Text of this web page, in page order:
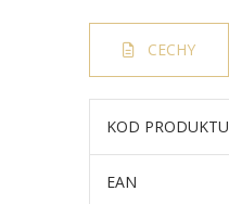
CECHY
KOD PRODUKTU
EAN